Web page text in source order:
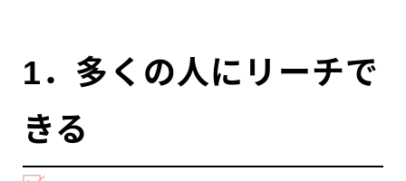
1．多くの人にリーチで
きる